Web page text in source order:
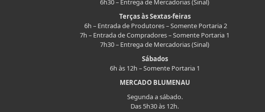
6h30 – Entrega de Mercadorias (Sinal)
Terças às Sextas-feiras
6h – Entrada de Produtores – Somente Portaria 2
7h – Entrada de Compradores – Somente Portaria 1
7h30 – Entrega de Mercadorias (Sinal)
Sábados
6h às 12h – Somente Portaria 1
MERCADO BLUMENAU
Segunda a sábado.
Das 5h30 às 12h.